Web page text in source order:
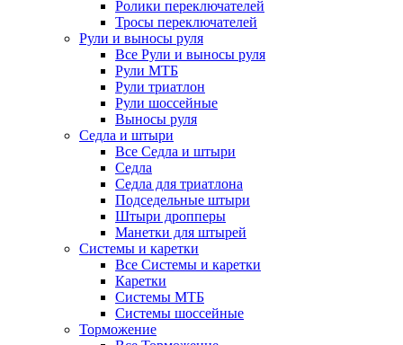
Ролики переключателей
Тросы переключателей
Рули и выносы руля
Все Рули и выносы руля
Рули МТБ
Рули триатлон
Рули шоссейные
Выносы руля
Седла и штыри
Все Седла и штыри
Седла
Седла для триатлона
Подседельные штыри
Штыри дропперы
Манетки для штырей
Системы и каретки
Все Системы и каретки
Каретки
Системы МТБ
Системы шоссейные
Торможение